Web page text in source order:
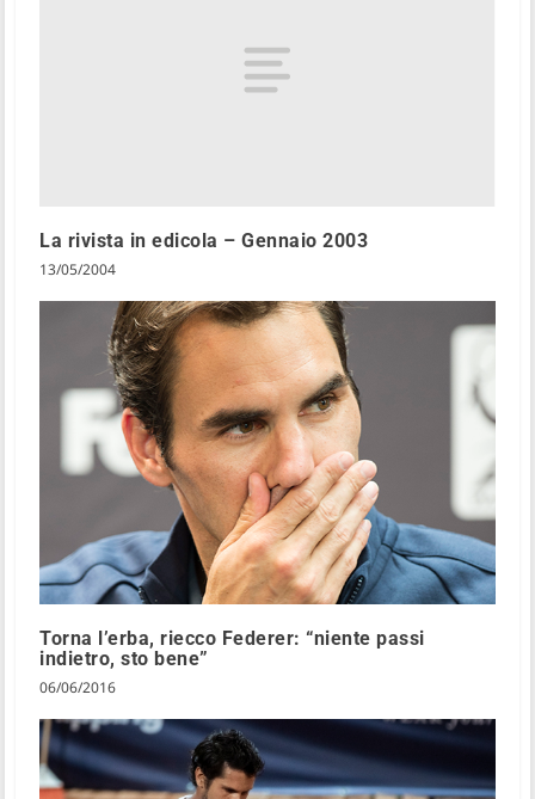
La rivista in edicola – Gennaio 2003
13/05/2004
Torna l’erba, riecco Federer: “niente passi
indietro, sto bene”
06/06/2016